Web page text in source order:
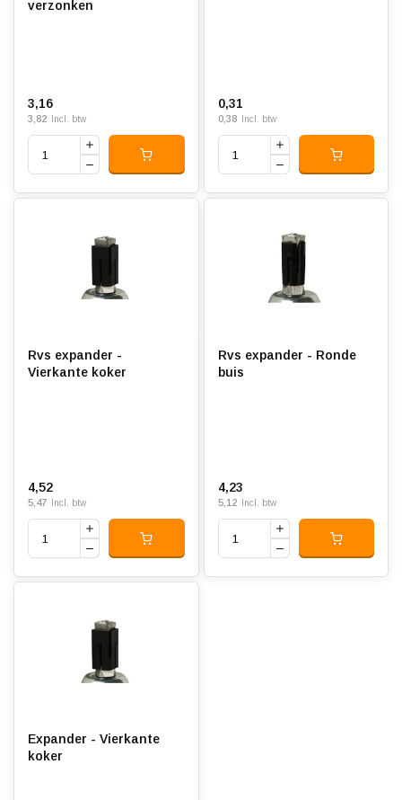
verzonken
3,16
3,82 Incl. btw
0,31
0,38 Incl. btw
Rvs expander -
Vierkante koker
4,52
5,47 Incl. btw
Rvs expander - Ronde
buis
4,23
5,12 Incl. btw
Expander - Vierkante
koker